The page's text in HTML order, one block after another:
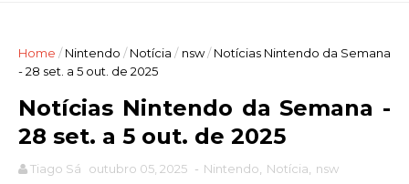
Home / Nintendo / Notícia / nsw / Notícias Nintendo da Semana
- 28 set. a 5 out. de 2025
Notícias Nintendo da Semana -
28 set. a 5 out. de 2025
Tiago Sá outubro 05, 2025 - Nintendo Notícia nsw